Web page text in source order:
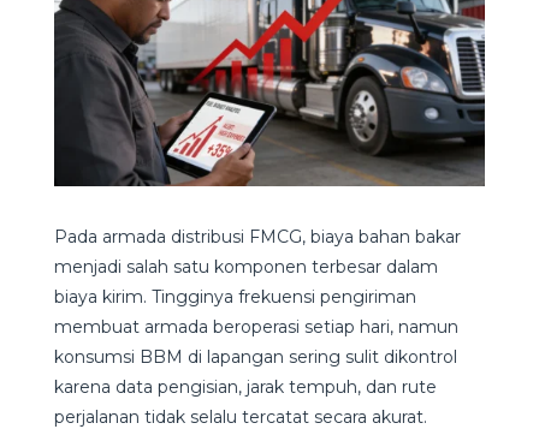
Pada armada distribusi FMCG, biaya bahan bakar
menjadi salah satu komponen terbesar dalam
biaya kirim. Tingginya frekuensi pengiriman
membuat armada beroperasi setiap hari, namun
konsumsi BBM di lapangan sering sulit dikontrol
karena data pengisian, jarak tempuh, dan rute
perjalanan tidak selalu tercatat secara akurat.